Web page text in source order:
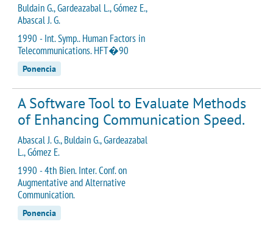
Buldain G., Gardeazabal L., Gómez E.,
Abascal J. G.
1990 - Int. Symp.. Human Factors in
Telecommunications. HFT�90
Ponencia
A Software Tool to Evaluate Methods
of Enhancing Communication Speed.
Abascal J. G., Buldain G., Gardeazabal
L., Gómez E.
1990 - 4th Bien. Inter. Conf. on
Augmentative and Alternative
Communication.
Ponencia